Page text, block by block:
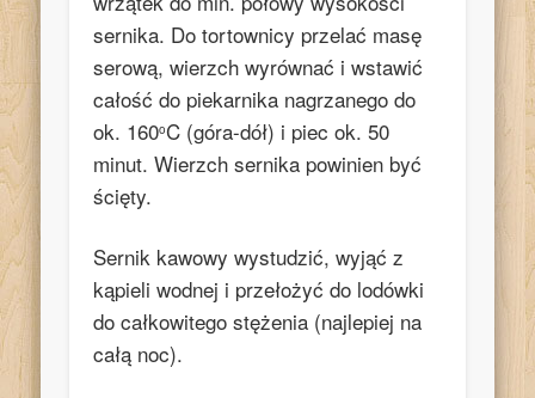
sernika. Do tortownicy przelać masę
serową, wierzch wyrównać i wstawić
całość do piekarnika nagrzanego do
ok. 160oC (góra-dół) i piec ok. 50
minut. Wierzch sernika powinien być
ścięty.
Sernik kawowy wystudzić, wyjąć z
kąpieli wodnej i przełożyć do lodówki
do całkowitego stężenia (najlepiej na
całą noc).